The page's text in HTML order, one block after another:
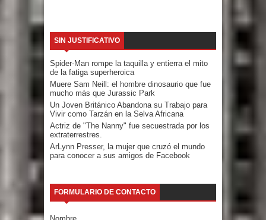
SIN JUSTIFICATIVO
Spider-Man rompe la taquilla y entierra el mito
de la fatiga superheroica
Muere Sam Neill: el hombre dinosaurio que fue
mucho más que Jurassic Park
Un Joven Británico Abandona su Trabajo para
Vivir como Tarzán en la Selva Africana
Actriz de "The Nanny" fue secuestrada por los
extraterrestres.
ArLynn Presser, la mujer que cruzó el mundo
para conocer a sus amigos de Facebook
FORMULARIO DE CONTACTO